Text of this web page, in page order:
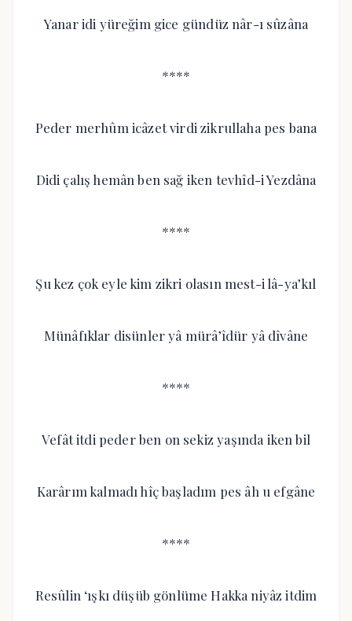
Yanar idi yüreğim gice gündüz nâr-ı sûzâna
****
Peder merhûm icâzet virdi zikrullaha pes bana
Didi çalış hemân ben sağ iken tevhîd-i Yezdâna
****
Şu kez çok eyle kim zikri olasın mest-i lâ-ya’kıl
Münâfıklar disünler yâ mürâ’îdür yâ dîvâne
****
Vefât itdi peder ben on sekiz yaşında iken bil
Karârım kalmadı hîç başladım pes âh u efgâne
****
Resûlin ‘ışkı düşüb gönlüme Hakka niyâz itdim